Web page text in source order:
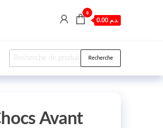
0
0.00 د.م.
Recherche pour : Recherche
Avant